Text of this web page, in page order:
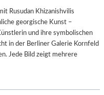
Rusudan Khizanishvilis
georgische Kunst –
und ihre symbolischen
in der Berliner Galerie Kornfeld
Jede Bild zeigt mehrere